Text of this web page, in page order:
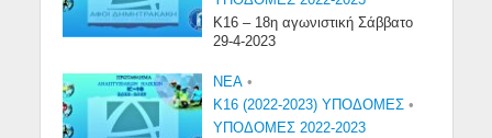
Κ16 – 18η αγωνιστική Σάββατο
29-4-2023
NEA •
Κ16 (2022-2023) ΥΠΟΔΟΜΕΣ •
ΥΠΟΔΟΜΕΣ 2022-2023